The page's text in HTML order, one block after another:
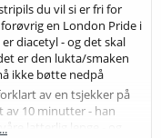
du vil si er fri for
en London Pride i
diacetyl - og det skal
er den lukta/smaken
ikke bøtte nedpå
av en tsjekker på
av 10 minutter - han
latterlig lenge - og